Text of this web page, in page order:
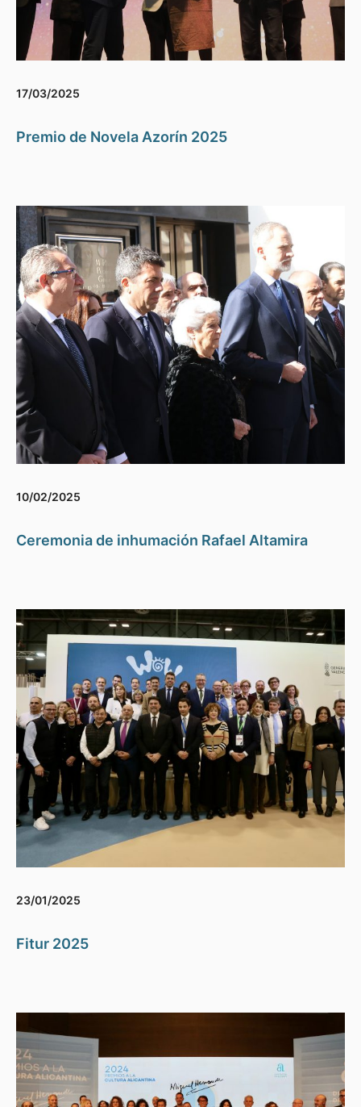
17/03/2025
Premio de Novela Azorín 2025
10/02/2025
Ceremonia de inhumación Rafael Altamira
23/01/2025
Fitur 2025